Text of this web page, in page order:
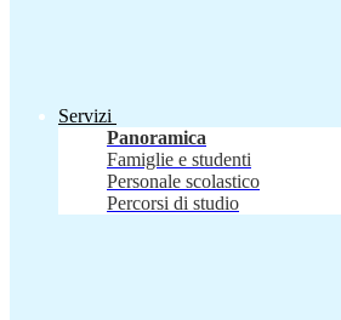
Servizi
Panoramica
Famiglie e studenti
Personale scolastico
Percorsi di studio